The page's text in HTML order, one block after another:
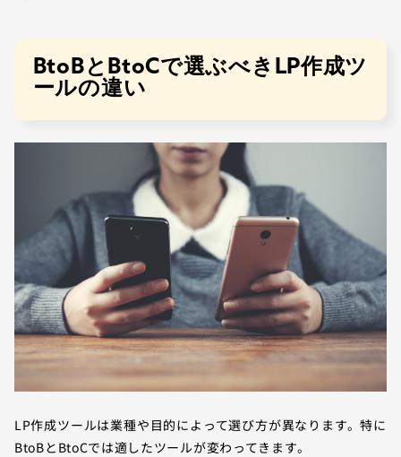
BtoBとBtoCで選ぶべきLP作成ツ
ールの違い
LP作成ツールは業種や目的によって選び方が異なります。特に
BtoBとBtoCでは適したツールが変わってきます。